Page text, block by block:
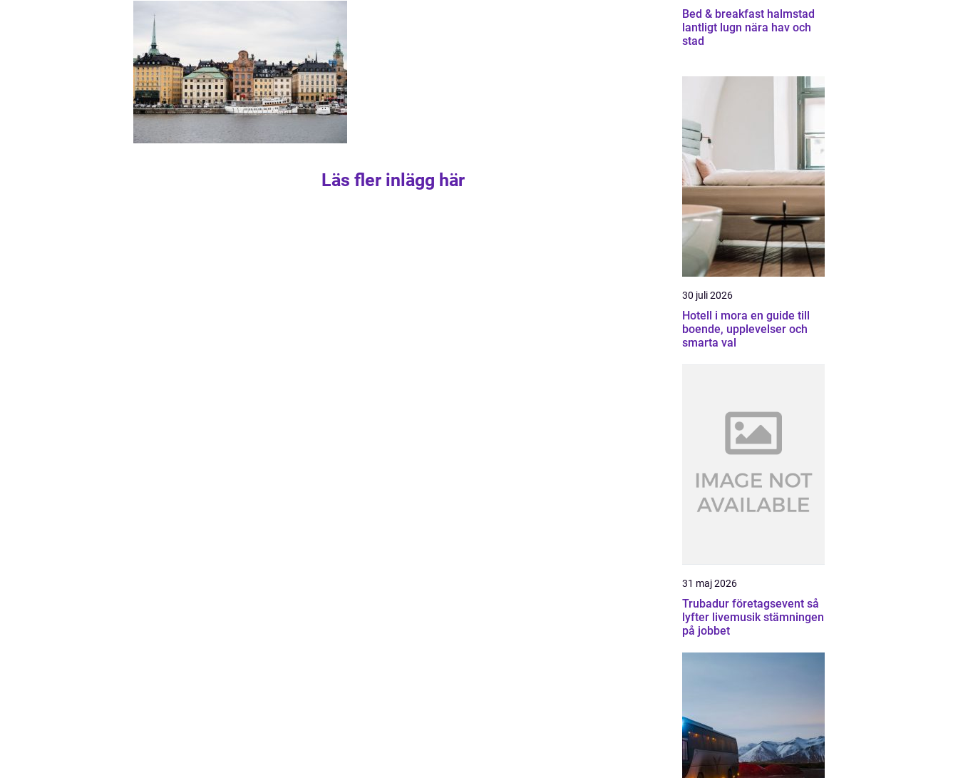
Läs fler inlägg här
Bed & breakfast halmstad
lantligt lugn nära hav och
stad
30 juli 2026
Hotell i mora en guide till
boende, upplevelser och
smarta val
31 maj 2026
Trubadur företagsevent så
lyfter livemusik stämningen
på jobbet